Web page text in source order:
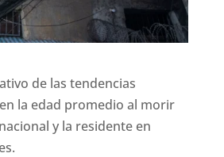
de las tendencias
la edad promedio al morir
y la residente en